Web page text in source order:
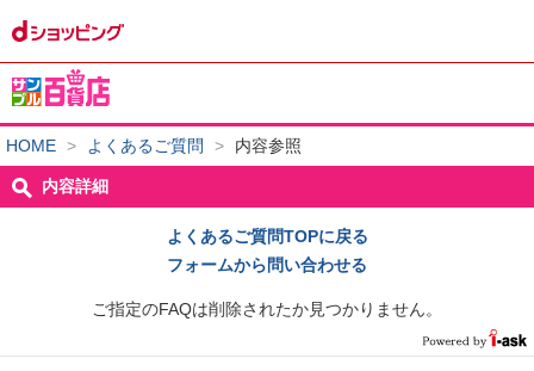
HOME > よくあるご質問 > 内容参照
内容詳細
よくあるご質問TOPに戻る
フォームから問い合わせる
ご指定のFAQは削除されたか見つかりません。